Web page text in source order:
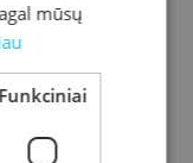
ar baubas? Kaip
mūsų
Funkciniai